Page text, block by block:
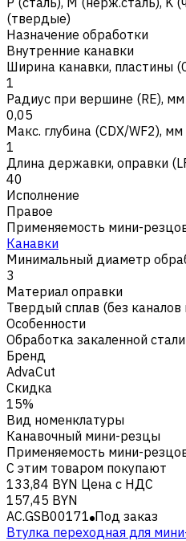
(твердые)
Назначение обработки
Внутренние канавки
Ширина канавки, пластины
1
Радиус при вершине (RE), мм
0,05
Макс. глубина (CDX/WF2), мм
1
Длина державки, оправки
40
Исполнение
Правое
Применяемость мини-
Канавки
Минимальный диаметр
3
Материал оправки
Твердый сплав (без
Особенности
Обработка закаленной стали
Бренд
AdvaCut
Скидка
15%
Вид номенклатуры
Канавочный мини-резцы
Применяемость мини-
С этим товаром покупают
133,84 BYN Цена с НДС
157,45 BYN
AC.GSB00171 Под заказ
Втулка переходная для